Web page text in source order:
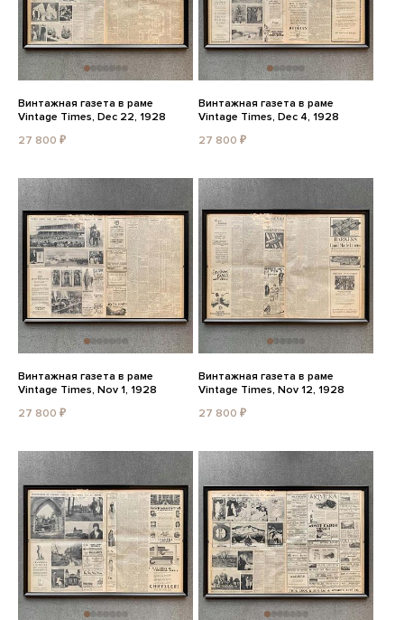
Винтажная газета в раме
Vintage Times, Dec 22, 1928
27 800 ₽
Винтажная газета в раме
Vintage Times, Dec 4, 1928
27 800 ₽
Винтажная газета в раме
Vintage Times, Nov 1, 1928
27 800 ₽
Винтажная газета в раме
Vintage Times, Nov 12, 1928
27 800 ₽